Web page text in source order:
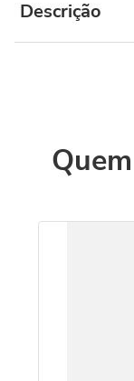
Descrição